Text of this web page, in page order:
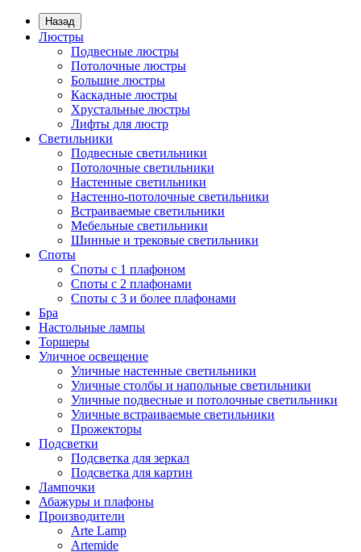
Назад
Люстры
Подвесные люстры
Потолочные люстры
Большие люстры
Каскадные люстры
Хрустальные люстры
Лифты для люстр
Светильники
Подвесные светильники
Потолочные светильники
Настенные светильники
Настенно-потолочные светильники
Встраиваемые светильники
Мебельные светильники
Шинные и трековые светильники
Споты
Споты с 1 плафоном
Споты с 2 плафонами
Споты с 3 и более плафонами
Бра
Настольные лампы
Торшеры
Уличное освещение
Уличные настенные светильники
Уличные столбы и напольные светильники
Уличные подвесные и потолочные светильники
Уличные встраиваемые светильники
Прожекторы
Подсветки
Подсветка для зеркал
Подсветка для картин
Лампочки
Абажуры и плафоны
Производители
Arte Lamp
Artemide